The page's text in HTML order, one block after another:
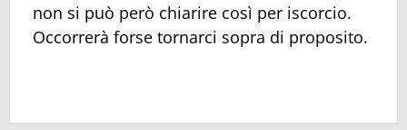
non si può però chiarire così per iscorcio.
Occorrerà forse tornarci sopra di proposito.